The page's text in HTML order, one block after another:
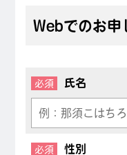
Webでのお申
必須 氏名
必須 性別